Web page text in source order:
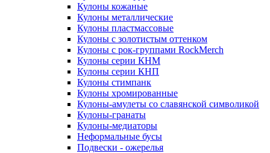
Кулоны кожаные
Кулоны металлические
Кулоны пластмассовые
Кулоны с золотистым оттенком
Кулоны с рок-группами RockMerch
Кулоны серии КНМ
Кулоны серии КНП
Кулоны стимпанк
Кулоны хромированные
Кулоны-амулеты со славянской символикой
Кулоны-гранаты
Кулоны-медиаторы
Неформальные бусы
Подвески - ожерелья